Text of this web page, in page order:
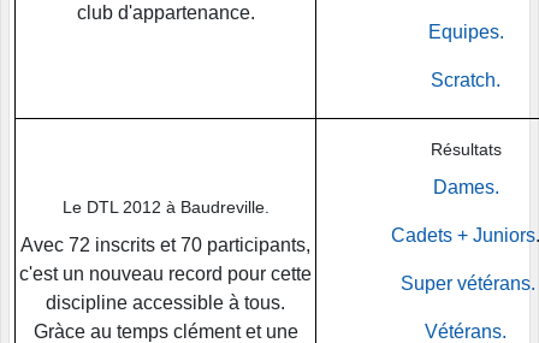
club d'appartenance.
Equipes.
Scratch.
Le DTL 2012 à Baudreville.
Avec 72 inscrits et 70 participants,
c'est un nouveau record pour cette
discipline accessible à tous.
Gràce au temps clément et une
Résultats
Dames.
Cadets + Juniors.
Super vétérans.
Vétérans.